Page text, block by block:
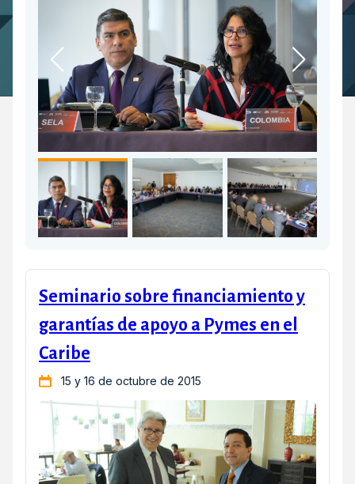
Seminario sobre financiamiento y
garantías de apoyo a Pymes en el
Caribe
15 y 16 de octubre de 2015